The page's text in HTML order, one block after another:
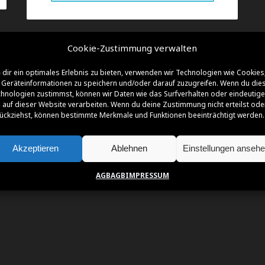
Cookie-Zustimmung verwalten
dir ein optimales Erlebnis zu bieten, verwenden wir Technologien wie
zu speichern und/oder darauf zuzugreifen. Wenn du
zustimmst, können wir Daten wie das Surfverhalten oder eindeutige
auf dieser Website verarbeiten. Wenn du deine Zustimmung nicht erteilst
können bestimmte Merkmale und Funktionen beeinträchtigt werden.
Akzeptieren Ablehnen Einstellungen
AGBAGBIMPRESSUM
| FÖRDERER | PARTNER |